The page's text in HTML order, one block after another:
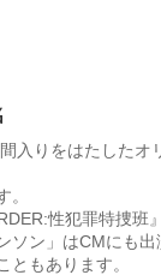
入りをはたしたオ
。
性犯罪特捜班
ソン」はCMにも出
ともあります。